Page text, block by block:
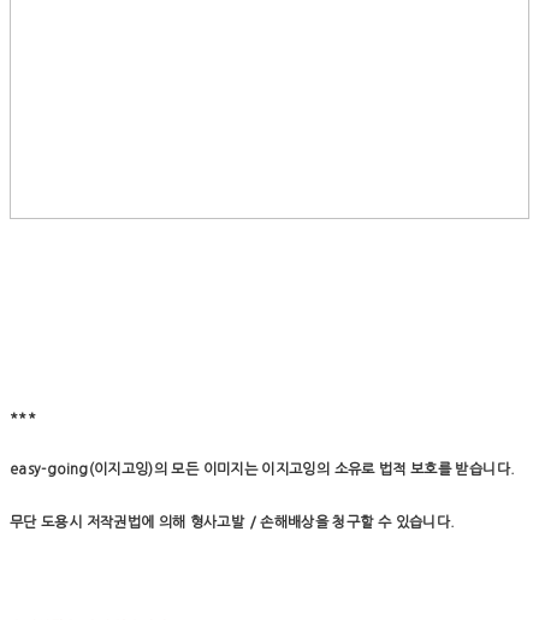
***
easy-going(이지고잉)의 모든 이미지는 이지고잉의 소유로 법적 보호를 받습니다.
무단 도용시 저작권법에 의해 형사고발 / 손해배상을 청구할 수 있습니다.